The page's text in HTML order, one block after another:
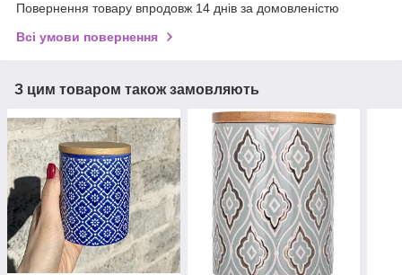
Повернення товару впродовж 14 днів за домовленістю
Всі умови повернення
З цим товаром також замовляють